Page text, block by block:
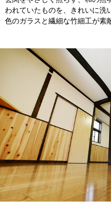
われていたものを、きれいに洗
色のガラスと繊細な竹細工が素